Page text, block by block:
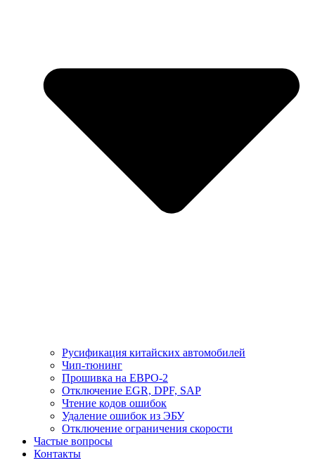
Русификация китайских автомобилей
Чип-тюнинг
Прошивка на ЕВРО-2
Отключение EGR, DPF, SAP
Чтение кодов ошибок
Удаление ошибок из ЭБУ
Отключение ограничения скорости
Частые вопросы
Контакты